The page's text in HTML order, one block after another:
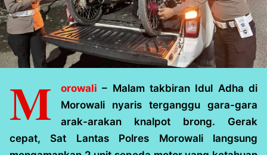
M orowali – Malam takbiran Idul Adha di
Morowali nyaris terganggu gara-gara
arak-arakan knalpot brong. Gerak
cepat, Sat Lantas Polres Morowali langsung